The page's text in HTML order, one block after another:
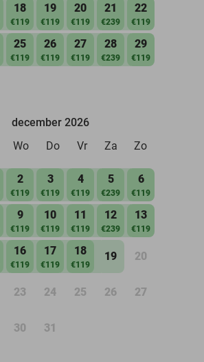
18
€119
19
€119
20
€119
21
€239
22
€119
25
€119
26
€119
27
€119
28
€239
29
€119
december 2026
Wo Do Vr Za Zo
2
€119
3
€119
4
€119
5
€239
6
€119
9
€119
10
€119
11
€119
12
€239
13
€119
16
€119
17
€119
18
€119
19 20
23 24 25 26 27
30 31